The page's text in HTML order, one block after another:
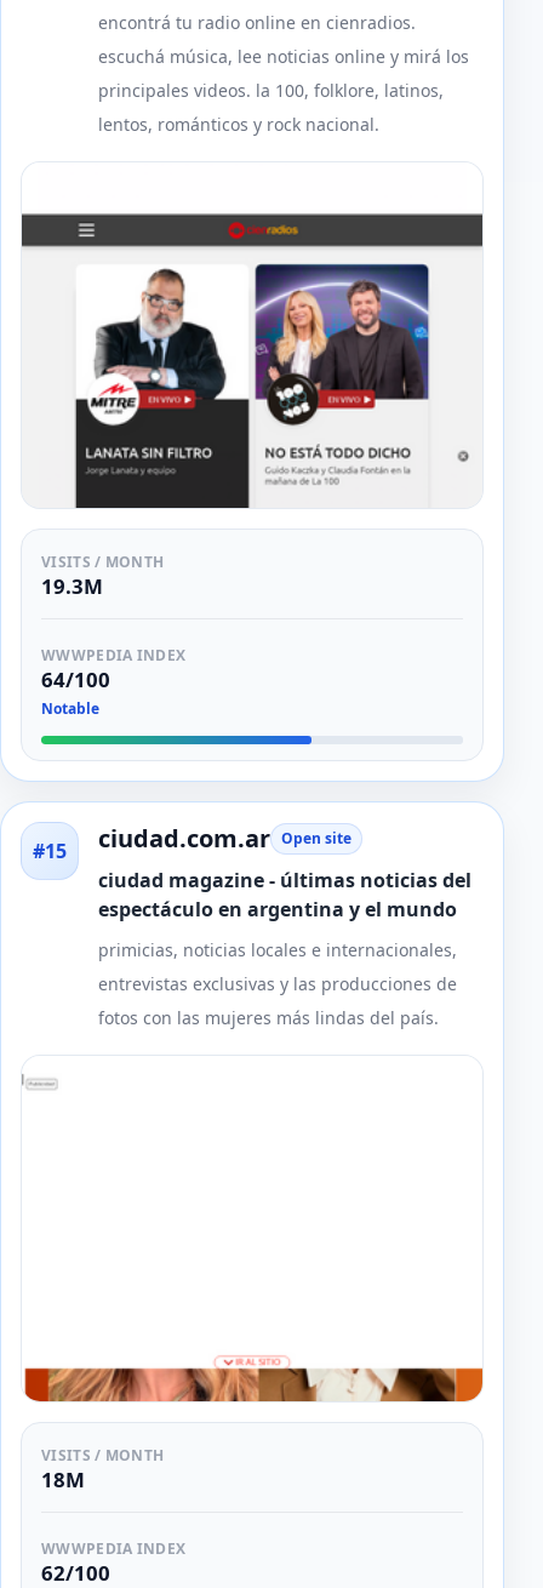
encontrá tu radio online en cienradios.
escuchá música, lee noticias online y mirá los
principales videos. la 100, folklore, latinos,
lentos, románticos y rock nacional.
VISITS / MONTH
19.3M
WWWPEDIA INDEX
64/100
Notable
#15 ciudad.com.ar Open site
ciudad magazine - últimas noticias del
espectáculo en argentina y el mundo
primicias, noticias locales e internacionales,
entrevistas exclusivas y las producciones de
fotos con las mujeres más lindas del país.
VISITS / MONTH
18M
WWWPEDIA INDEX
62/100